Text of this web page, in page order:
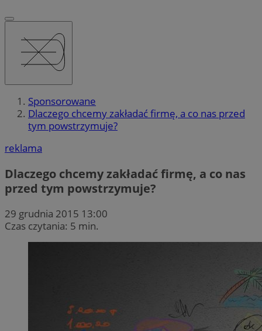
Sponsorowane
Dlaczego chcemy zakładać firmę, a co nas przed
tym powstrzymuje?
reklama
Dlaczego chcemy zakładać firmę, a co nas
przed tym powstrzymuje?
29 grudnia 2015 13:00
Czas czytania: 5 min.